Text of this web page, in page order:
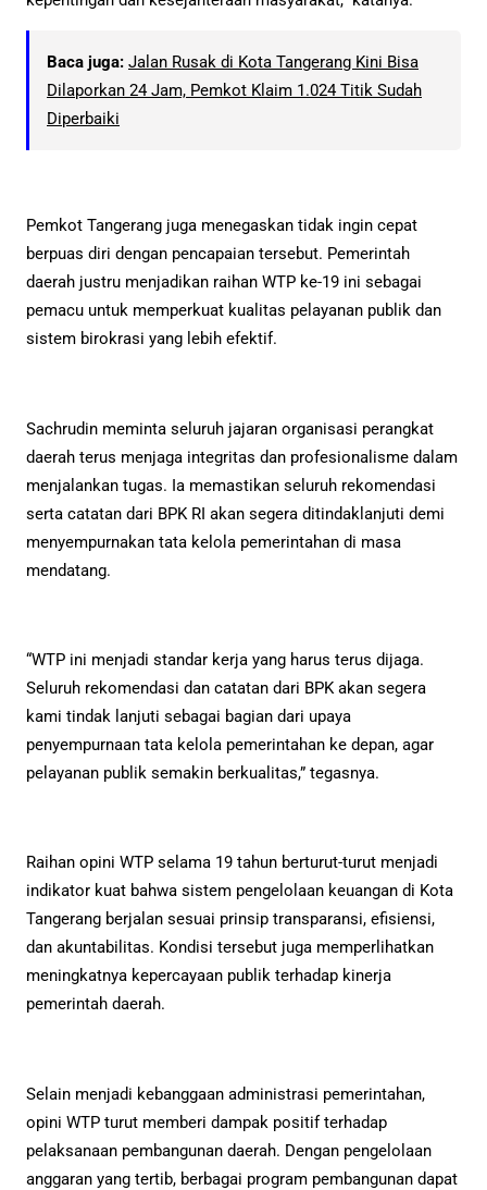
Baca juga: Jalan Rusak di Kota Tangerang Kini Bisa
Dilaporkan 24 Jam, Pemkot Klaim 1.024 Titik Sudah
Diperbaiki
Pemkot Tangerang juga menegaskan tidak ingin cepat
berpuas diri dengan pencapaian tersebut. Pemerintah
daerah justru menjadikan raihan WTP ke-19 ini sebagai
pemacu untuk memperkuat kualitas pelayanan publik dan
sistem birokrasi yang lebih efektif.
Sachrudin meminta seluruh jajaran organisasi perangkat
daerah terus menjaga integritas dan profesionalisme dalam
menjalankan tugas. Ia memastikan seluruh rekomendasi
serta catatan dari BPK RI akan segera ditindaklanjuti demi
menyempurnakan tata kelola pemerintahan di masa
mendatang.
“WTP ini menjadi standar kerja yang harus terus dijaga.
Seluruh rekomendasi dan catatan dari BPK akan segera
kami tindak lanjuti sebagai bagian dari upaya
penyempurnaan tata kelola pemerintahan ke depan, agar
pelayanan publik semakin berkualitas,” tegasnya.
Raihan opini WTP selama 19 tahun berturut-turut menjadi
indikator kuat bahwa sistem pengelolaan keuangan di Kota
Tangerang berjalan sesuai prinsip transparansi, efisiensi,
dan akuntabilitas. Kondisi tersebut juga memperlihatkan
meningkatnya kepercayaan publik terhadap kinerja
pemerintah daerah.
Selain menjadi kebanggaan administrasi pemerintahan,
opini WTP turut memberi dampak positif terhadap
pelaksanaan pembangunan daerah. Dengan pengelolaan
anggaran yang tertib, berbagai program pembangunan dapat